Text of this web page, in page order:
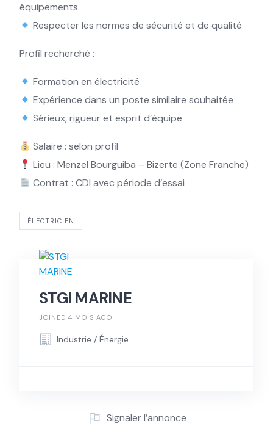
équipements
Respecter les normes de sécurité et de qualité
Profil recherché :
Formation en électricité
Expérience dans un poste similaire souhaitée
Sérieux, rigueur et esprit d’équipe
Salaire : selon profil
Lieu : Menzel Bourguiba – Bizerte (Zone Franche)
Contrat : CDI avec période d’essai
ÉLECTRICIEN
STGI MARINE
JOINED 4 MOIS AGO
Industrie / Énergie
Signaler l’annonce